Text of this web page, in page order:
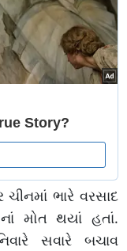
ભારે વરસાદ
મોત થયાં હતાં.
સવારે બચાવ